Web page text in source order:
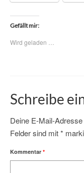
Gefällt mir:
Wird geladen …
Schreibe
Deine E-Mail-
Felder sind mit*
Kommentar *